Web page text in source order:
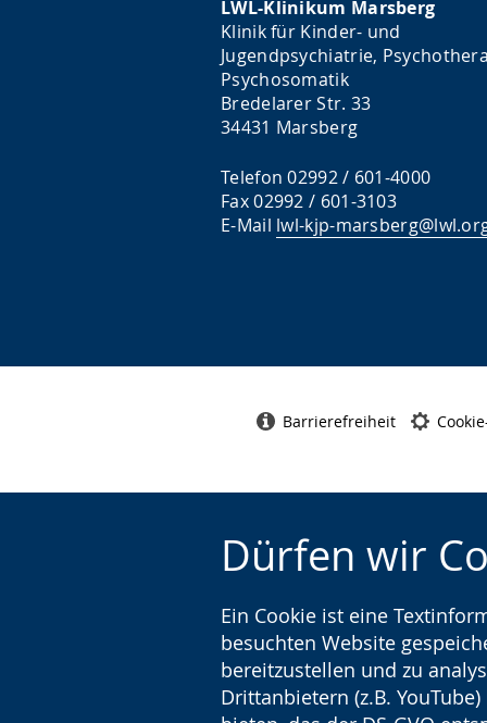
Dürfen wir
Ein Cookie ist eine
besuchten Website
bereitzustellen und zu
Drittanbietern (z.B.
LWL-Klinikum Marsberg
Klinik für Kinder- und
Jugendpsychiatrie,
Psychosomatik
Bredelarer Str. 33
34431 Marsberg
Telefon 02992 / 601-4000
Fax 02992 / 601-3103
E-Mail lwl-kjp-
Barrierefreiheit